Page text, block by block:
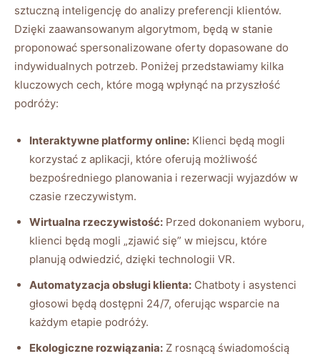
sztuczną inteligencję do analizy preferencji klientów.
Dzięki zaawansowanym algorytmom, będą w stanie
proponować spersonalizowane oferty dopasowane do
indywidualnych potrzeb. Poniżej przedstawiamy kilka
kluczowych cech, które mogą wpłynąć na przyszłość
podróży:
Interaktywne platformy online: Klienci będą mogli
korzystać z aplikacji, które oferują możliwość
bezpośredniego planowania i rezerwacji wyjazdów w
czasie rzeczywistym.
Wirtualna rzeczywistość: Przed dokonaniem wyboru,
klienci będą mogli „zjawić się” w miejscu, które
planują odwiedzić, dzięki technologii VR.
Automatyzacja obsługi klienta: Chatboty i asystenci
głosowi będą dostępni 24/7, oferując wsparcie na
każdym etapie podróży.
Ekologiczne rozwiązania: Z rosnącą świadomością